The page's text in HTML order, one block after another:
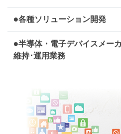
●各種ソリューション開発
●半導体・電子デバイスメー
維持･運用業務